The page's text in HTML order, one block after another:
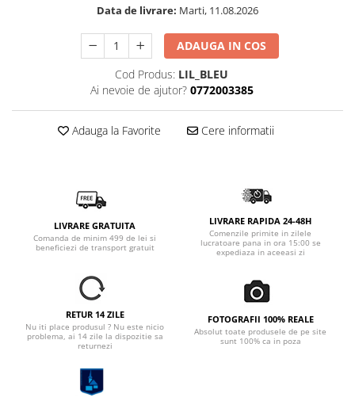
Data de livrare: Marti, 11.08.2026
ADAUGA IN COS
Cod Produs: LIL_BLEU
Ai nevoie de ajutor? 0772003385
Adauga la Favorite Cere informatii
LIVRARE GRATUITA
Comanda de minim 499 de lei si
beneficiezi de transport gratuit
LIVRARE RAPIDA 24-48H
Comenzile primite in zilele
lucratoare pana in ora 15:00 se
expediaza in aceeasi zi
RETUR 14 ZILE
Nu iti place produsul ? Nu este nicio
problema, ai 14 zile la dispozitie sa
returnezi
FOTOGRAFII 100% REALE
Absolut toate produsele de pe site
sunt 100% ca in poza